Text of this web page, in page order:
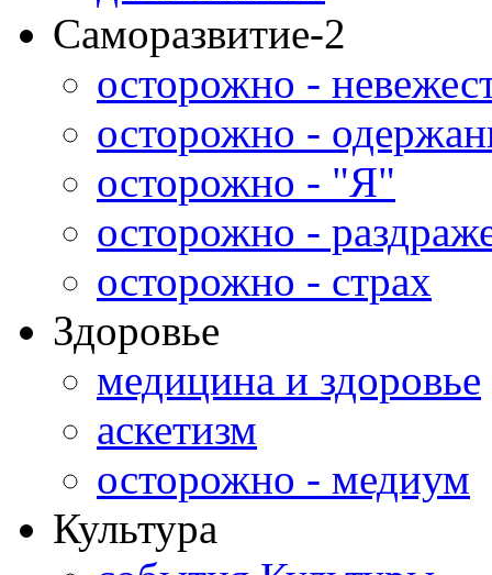
Саморазвитие-2
осторожно -
осторожно -
осторожно - "Я"
осторожно -
осторожно - страх
Здоровье
медицина и здоровье
аскетизм
осторожно - медиум
Культура